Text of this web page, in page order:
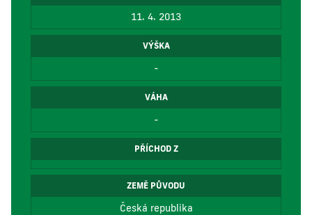
11. 4. 2013
VÝŠKA
-
VÁHA
-
PŘÍCHOD Z
ZEMĚ PŮVODU
Česká republika